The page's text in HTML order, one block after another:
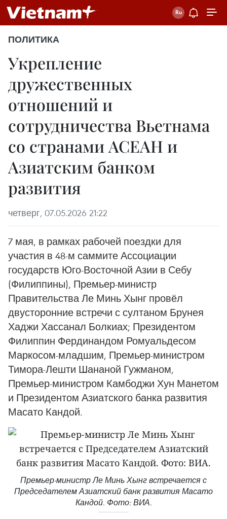
ПОЛИТИКА
Укрепление
дружественных
отношений и
сотрудничества Вьетнама
со странами АСЕАН и
Азиатским банком
развития
четверг, 07.05.2026 21:22
7 мая, в рамках рабочей поездки для
участия в 48-м саммите Ассоциации
государств Юго-Восточной Азии в Себу
(Филиппины), Премьер-министр
Правительства Ле Минь Хынг провёл
двусторонние встречи с султаном Брунея
Хаджи Хассанал Болкиах; Президентом
Филиппин Фердинандом Ромуальдесом
Маркосом-младшим, Премьер-министром
Тимора-Лешти Шананой Гужманом,
Премьер-министром Камбоджи Хун Манетом
и Президентом Азиатского банка развития
Масато Кандой.
Премьер-министр Ле Минь Хынг встречается с
Председателем Азиатский банк развития Масато
Кандой. Фото: ВИА.